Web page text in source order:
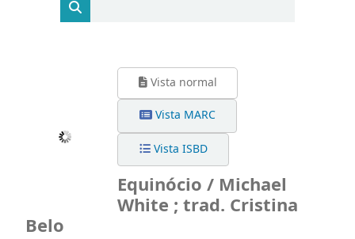
Vista normal
Vista MARC
Vista ISBD
Equinócio / Michael
White ; trad. Cristina
Belo